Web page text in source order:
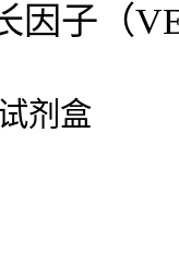
因子（
剂盒